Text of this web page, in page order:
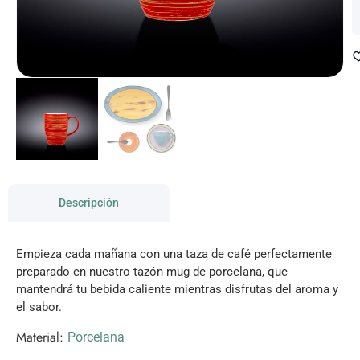
Descripción
Empieza cada mañana con una taza de café perfectamente
preparado en nuestro tazón mug de porcelana, que
mantendrá tu bebida caliente mientras disfrutas del aroma y
el sabor.
Material: Porcelana